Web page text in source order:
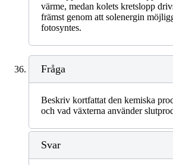
värme, medan kolets kretslopp
främst genom att solenergin
fotosyntes.
Fråga
Beskriv kortfattat den kemiska
och vad växterna använder
Svar